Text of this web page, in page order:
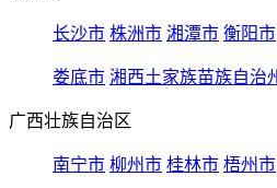
长沙市 株洲市 湘潭市 衡阳市
娄底市 湘西土家族苗族自治
广西壮族自治区
南宁市 柳州市 桂林市 梧州市